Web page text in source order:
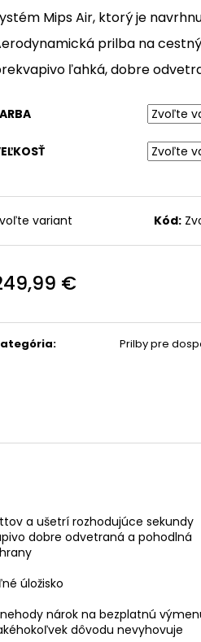
Mips Air, ktorý je
prilba na
ľahká, dobre
variant Kód:
€
: Prilby pre
a ušetrí rozhodujúce sekundy
dobre odvetraná a pohodlná
úložisko
nárok na bezplatnú
dôvodu nevyhovuje
OKULIARE RUDY
PROJECT SPINSHIELD AIR
- CRYSTAL
ASH/MULTILASER
ORANGE